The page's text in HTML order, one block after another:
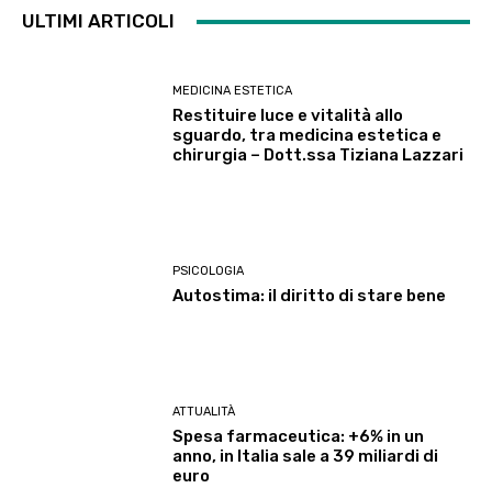
ULTIMI ARTICOLI
MEDICINA ESTETICA
Restituire luce e vitalità allo
sguardo, tra medicina estetica e
chirurgia – Dott.ssa Tiziana Lazzari
PSICOLOGIA
Autostima: il diritto di stare bene
ATTUALITÀ
Spesa farmaceutica: +6% in un
anno, in Italia sale a 39 miliardi di
euro